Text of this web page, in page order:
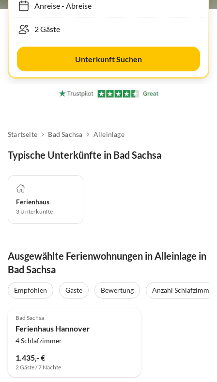
Anreise- Abreise
Unterkunft Suchen
Startseite Bad Sachsa Alleinlage
Typische Unterkünfte in Bad Sachsa
Ferienhaus
3 Unterkünfte
Ausgewählte Ferienwohnungen in Alleinlage in
Bad Sachsa
Empfohlen Gäste Bewertung
Anzahl Schlafzimmer
Bad Sachsa
Ferienhaus Hannover
4 Schlafzimmer
1.435,- €
2 Gäste / 7 Nächte